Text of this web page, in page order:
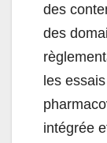
des
des
les
intégrée